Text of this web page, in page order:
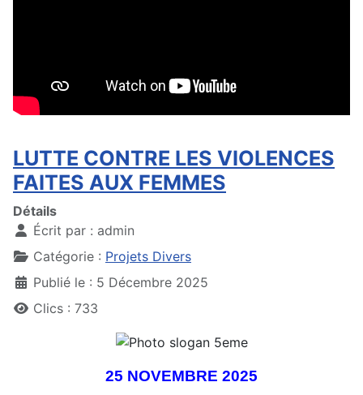
LUTTE CONTRE LES VIOLENCES
FAITES AUX FEMMES
Détails
Écrit par : admin
Catégorie : Projets Divers
Publié le : 5 Décembre 2025
Clics : 733
25 NOVEMBRE 2025